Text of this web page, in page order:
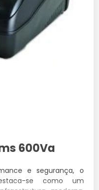
600Va
e segurança, o
se como um